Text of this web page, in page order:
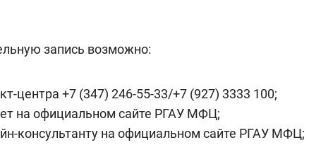
запись возможно:
центра +7 (347) 246-55-33/+7 (927) 3333 100;
на официальном сайте РГАУ МФЦ;
консультанту на официальном сайте РГАУ МФЦ;